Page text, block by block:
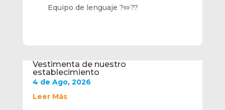
Vestimenta de nuestro
establecimiento
4 de Ago, 2026
Leer Más
Equipo de lenguaje ?✏️??